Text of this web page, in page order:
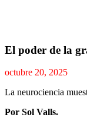
El poder de la
octubre 20, 2025
La neurociencia
Por Sol Valls.